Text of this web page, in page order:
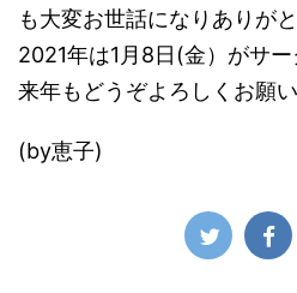
も大変お世話になりありが
2021年は1月8日(金）がサー
来年もどうぞよろしくお願い
(by恵子)